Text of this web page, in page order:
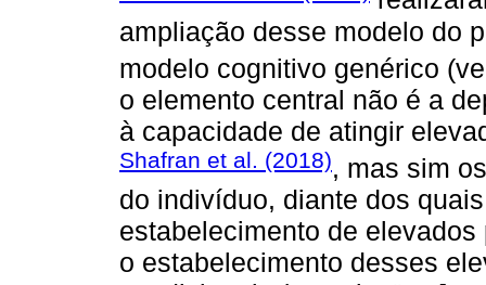
ampliação desse modelo do
modelo cognitivo genérico
o elemento central não é a
à capacidade de atingir
Shafran et al. (2018), mas sim
do indivíduo, diante dos
estabelecimento de
o estabelecimento desses